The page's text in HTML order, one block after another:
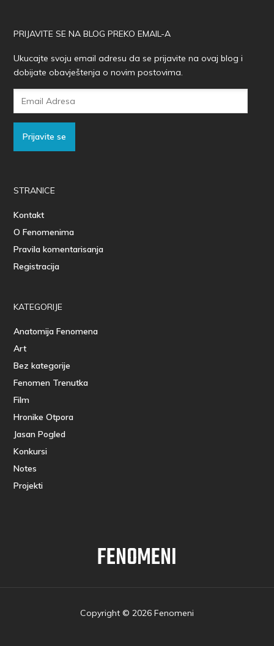
PRIJAVITE SE NA BLOG PREKO EMAIL-A
Ukucajte svoju email adresu da se prijavite na ovaj blog i
dobijate obavještenja o novim postovima.
Prijavite se
STRANICE
Kontakt
O Fenomenima
Pravila komentarisanja
Registracija
KATEGORIJE
Anatomija Fenomena
Art
Bez kategorije
Fenomen Trenutka
Film
Hronike Otpora
Jasan Pogled
Konkursi
Notes
Projekti
FENOMENI
Copyright © 2026 Fenomeni